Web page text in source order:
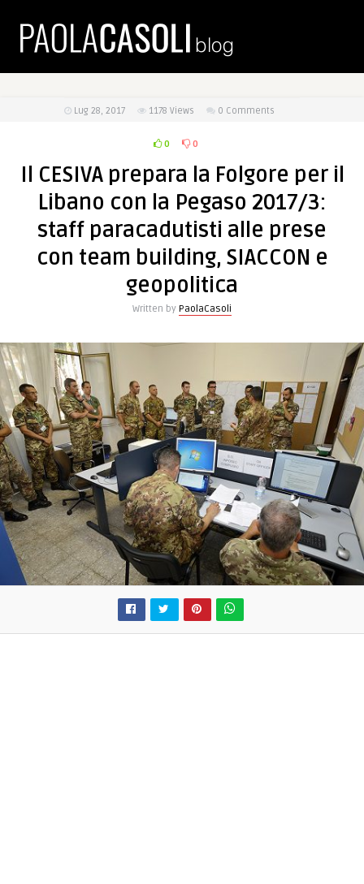
Lug 28, 2017 1178 Views 0 Comments
0 0
Il CESIVA prepara la Folgore per il
Libano con la Pegaso 2017/3:
staff paracadutisti alle prese
con team building, SIACCON e
geopolitica
Written by PaolaCasoli